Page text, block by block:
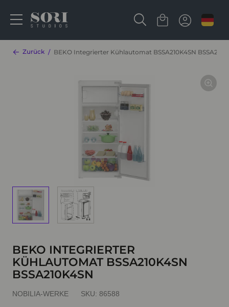
Zurück BEKO Integrierter Kühlautomat BSSA210K4SN
BEKO INTEGRIERTER
KÜHLAUTOMAT BSSA210K4SN
BSSA210K4SN
NOBILIA-WERKE SKU: 86588